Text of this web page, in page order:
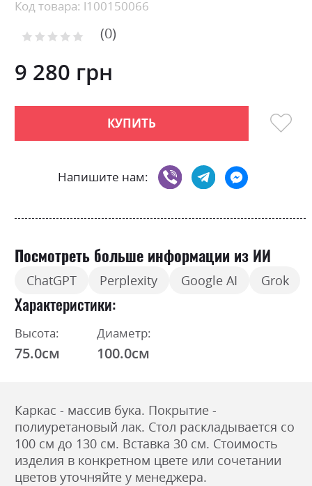
the
of
the
gallery
Код товара: l100150066
Рейтинг: 0
9 280 грн
КУПИТЬ
Напишите нам:
Посмотреть больше информации из ИИ
ChatGPT Perplexity Google AI Grok
Характеристики
Высота:
75.0см
Диаметр:
100.0см
Каркас - массив бука. Покрытие -
полиуретановый лак. Стол раскладывается со
100 см до 130 см. Вставка 30 см. Стоимость
изделия в конкретном цвете или сочетании
цветов уточняйте у менеджера.